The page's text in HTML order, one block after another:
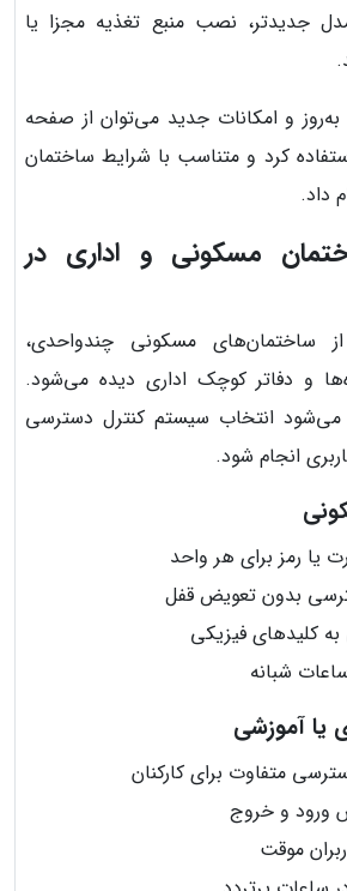
جدیدتر، نصب منبع تغذیه مجزا یا
و امکانات جدید می‌توان از صفحه
کرد و متناسب با شرایط ساختمان
داد.
مسکونی و اداری در
ساختمان‌های مسکونی چندواحدی،
و دفاتر کوچک اداری دیده می‌شود.
انتخاب سیستم کنترل دسترسی
انجام شود.
یا رمز برای هر واحد
بدون تعویض قفل
کلیدهای فیزیکی
شبانه
یا آموزشی
متفاوت برای کارکنان
ورود و خروج
موقت